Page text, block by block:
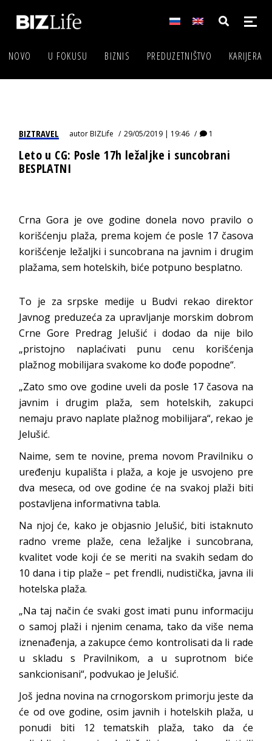
NOVO U FOKUSU BIZNIS PREDUZETNIŠTVO KARIJERA
BIZTRAVEL autorBIZLife 29/05/2019 | 19:46 1
Leto u CG: Posle 17h ležaljke i suncobrani
BESPLATNI
Crna Gora je ove godine donela novo pravilo o
korišćenju plaža, prema kojem će posle 17 časova
korišćenje ležaljki i suncobrana na javnim i drugim
plažama, sem hotelskih, biće potpuno besplatno.
To je za srpske medije u Budvi rekao direktor
Javnog preduzeća za upravljanje morskim dobrom
Crne Gore Predrag Jelušić i dodao da nije bilo
„pristojno naplaćivati punu cenu korišćenja
plažnog mobilijara svakome ko dođe popodne“.
„Zato smo ove godine uveli da posle 17 časova na
javnim i drugim plaža, sem hotelskih, zakupci
nemaju pravo naplate plažnog mobilijara“, rekao je
Jelušić.
Naime, sem te novine, prema novom Pravilniku o
uređenju kupališta i plaža, a koje je usvojeno pre
dva meseca, od ove godine će na svakoj plaži biti
postavljena informativna tabla.
Na njoj će, kako je objasnio Jelušić, biti istaknuto
radno vreme plaže, cena ležaljke i suncobrana,
kvalitet vode koji će se meriti na svakih sedam do
10 dana i tip plaže – pet frendli, nudistička, javna ili
hotelska plaža.
„Na taj način će svaki gost imati punu informaciju
o samoj plaži i njenim cenama, tako da više nema
iznenađenja, a zakupce ćemo kontrolisati da li rade
u skladu s Pravilnikom, a u suprotnom biće
sankcionisani“, podvukao je Jelušić.
Još jedna novina na crnogorskom primorju jeste da
će od ove godine, osim javnih i hotelskih plaža, u
ponudi biti 12 tematskih plaža, tako da će